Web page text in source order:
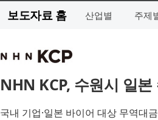
보도자료 홈 산업별 주제
NHN KCP, 수원시 일
국내 기업·일본 바이어 대상 무역대